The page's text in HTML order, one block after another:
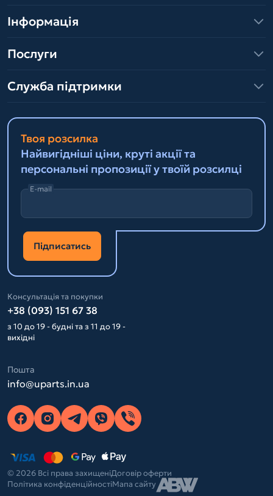
Інформація
Послуги
Служба підтримки
Твоя розсилка
Найвигідніші ціни, круті акції та
персональні пропозиції у твоїй розсилці
E-mail
Підписатись
Консультація та покупки
+38 (093) 151 67 38
з 10 до 19 - будні та з 11 до 19 -
вихідні
Пошта
info@uparts.in.ua
© 2026 Всі права захищеніДоговір оферти
Політика конфіденційностіМапа сайту